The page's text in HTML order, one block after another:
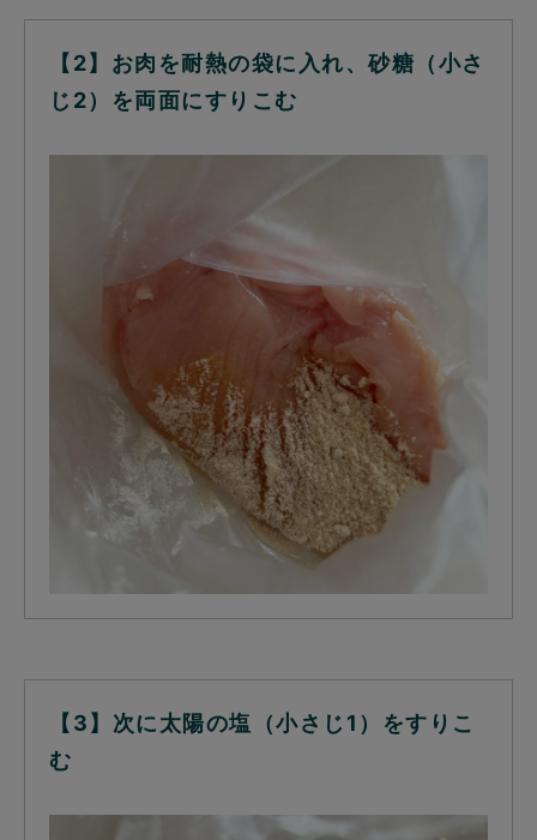
【2】お肉を耐熱の袋に入れ、砂糖（小さ
じ2）を両面にすりこむ
【3】次に太陽の塩（小さじ1）をすりこ
む